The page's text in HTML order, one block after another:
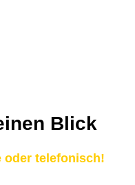
Blick
oder telefonisch!